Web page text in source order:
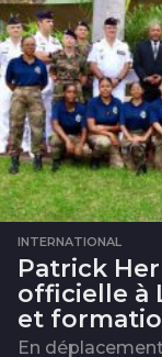
INTERNATIONAL
Patrick
officielle à
et
En